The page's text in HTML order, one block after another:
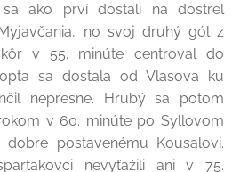
ako prví dostali na dostrel
no svoj druhý gól z
v 55. minúte centroval do
sa dostala od Vlasova ku
nepresne. Hrubý sa potom
v 60. minúte po Syllovom
postavenému Kousalovi.
nevyťažili ani v 75.